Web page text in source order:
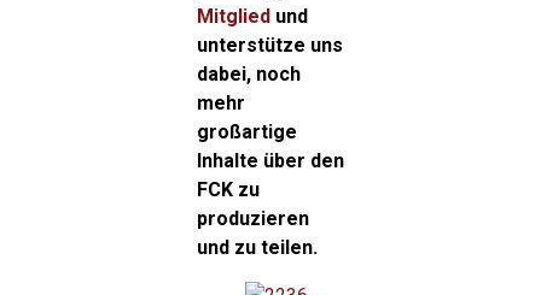
Mitgliedund
unterstütze uns
dabei, noch
mehr
großartige
Inhalte über den
FCK zu
produzieren
und zu teilen.